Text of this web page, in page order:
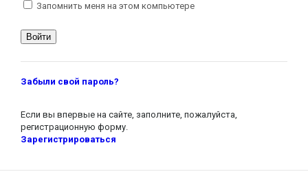
Запомнить меня на этом компьютере
Забыли свой пароль?
Если вы впервые на сайте, заполните, пожалуйста,
регистрационную форму.
Зарегистрироваться